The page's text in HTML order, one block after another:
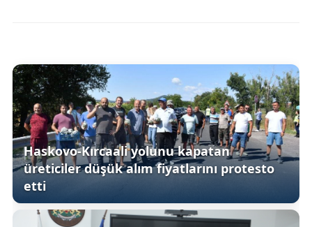
Haskovo-Kırcaali yolunu kapatan
üreticiler düşük alım fiyatlarını protesto
etti